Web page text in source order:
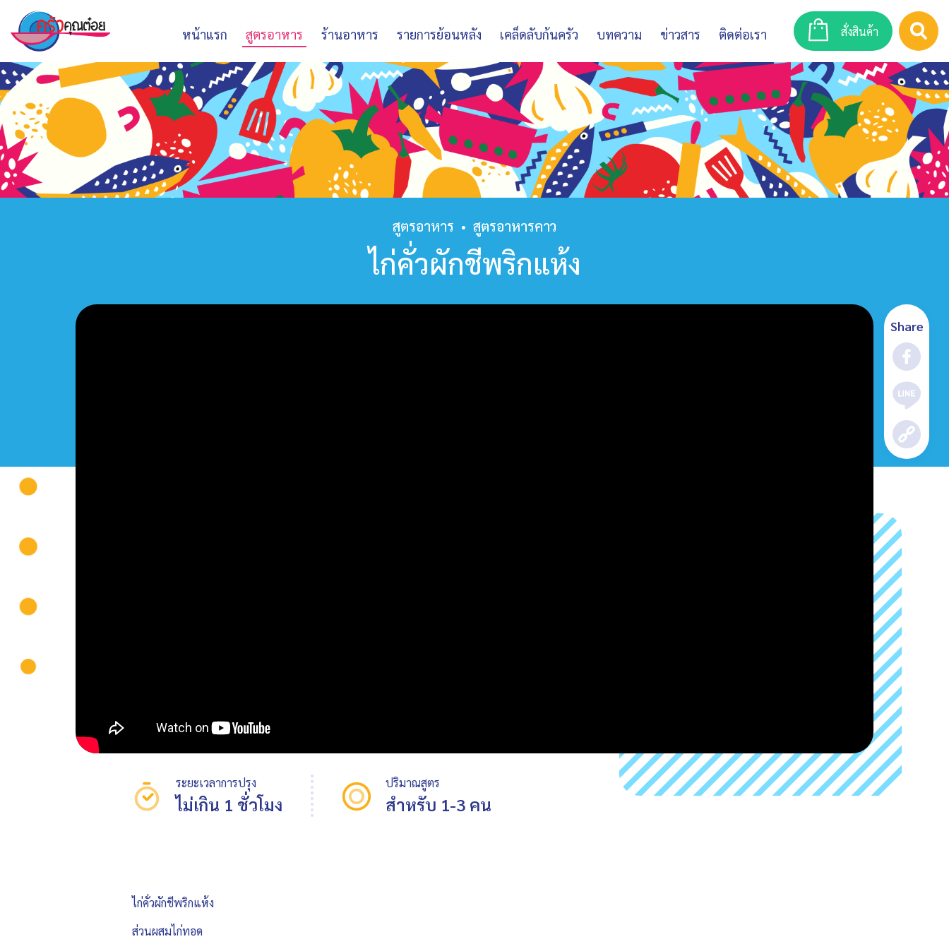
หน้าแรก สูตรอาหาร ร้านอาหาร รายการย้อนหลัง เคล็ดลับก้นครัว บทความ ข่าวสาร ติดต่อเรา สั่งสินค้า
สูตรอาหาร • สูตรอาหารคาว
ไก่คั่วผักชีพริกแห้ง
Share
ระยะเวลาการปรุง
ไม่เกิน 1 ชั่วโมง
ปริมาณสูตร
สำหรับ 1-3 คน
ไก่คั่วผักชีพริกแห้ง
ส่วนผสมไก่ทอด